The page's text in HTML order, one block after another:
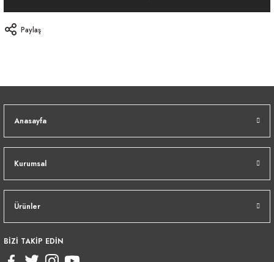
Paylaş
Anasayfa
Kurumsal
Ürünler
BİZİ TAKİP EDİN